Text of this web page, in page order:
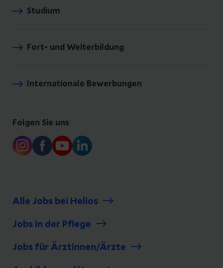
Studium
Fort- und Weiterbildung
Internationale Bewerbungen
Folgen Sie uns
Alle Jobs bei Helios
Jobs in der Pflege
Jobs für Ärztinnen/Ärzte